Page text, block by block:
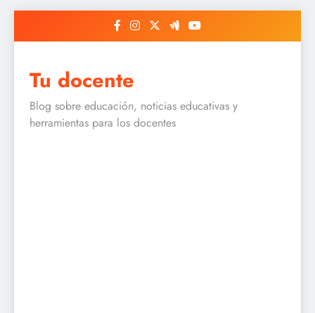
Tu docente
Blog sobre educación, noticias educativas y
herramientas para los docentes